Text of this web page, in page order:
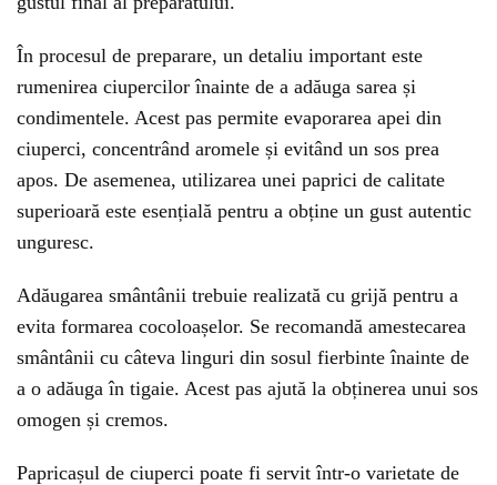
În procesul de preparare, un detaliu important este
rumenirea ciupercilor înainte de a adăuga sarea și
condimentele. Acest pas permite evaporarea apei din
ciuperci, concentrând aromele și evitând un sos prea
apos. De asemenea, utilizarea unei paprici de calitate
superioară este esențială pentru a obține un gust autentic
unguresc.
Adăugarea smântânii trebuie realizată cu grijă pentru a
evita formarea cocoloașelor. Se recomandă amestecarea
smântânii cu câteva linguri din sosul fierbinte înainte de
a o adăuga în tigaie. Acest pas ajută la obținerea unui sos
omogen și cremos.
Papricașul de ciuperci poate fi servit într-o varietate de